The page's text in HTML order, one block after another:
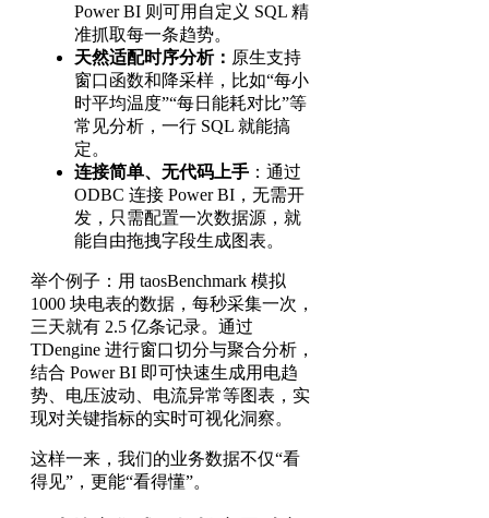
Power BI 则可用自定义 SQL 精
准抓取每一条趋势。
天然适配时序分析： 原生支持
窗口函数和降采样，比如“每小
时平均温度”“每日能耗对比”等
常见分析，一行 SQL 就能搞
定。
连接简单、无代码上手 ：通过
ODBC 连接 Power BI，无需开
发，只需配置一次数据源，就
能自由拖拽字段生成图表。
举个例子：用 taosBenchmark 模拟
1000 块电表的数据，每秒采集一次，
三天就有 2.5 亿条记录。通过
TDengine 进行窗口切分与聚合分析，
结合 Power BI 即可快速生成用电趋
势、电压波动、电流异常等图表，实
现对关键指标的实时可视化洞察。
这样一来，我们的业务数据不仅“看
得见”，更能“看得懂”。